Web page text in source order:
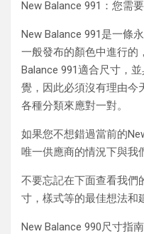
New Balance 991：您需
New Balance 991是一條
一般發布的顏色中進行的
Balance 991適合尺寸，
覺，因此必須沒有理由今
各種分類來應對一對。
如果您不想錯過當前的
唯一供應商的情況下與我
不要忘記在下面查看我們
寸，樣式等的最佳想法和
New Balance 990尺寸指南